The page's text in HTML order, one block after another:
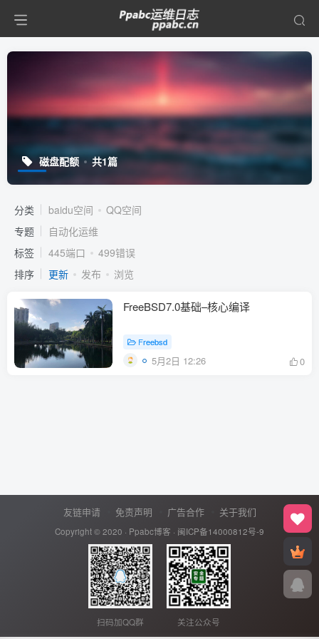
磁盘配额 共1篇
分类 baidu空间
QQ空间
专题
自动化运维
标签
445端口
499错误
排序
更新 发布 浏览
FreeBSD7.0基础–核心编译
Freebsd
5月2日 12:26 0
友链申请 免责声明 广告合作 关于我们
Copyright © 2020 · Ppabc博客 · 闽ICP备14000812号-9
扫码加QQ群 关注公众号